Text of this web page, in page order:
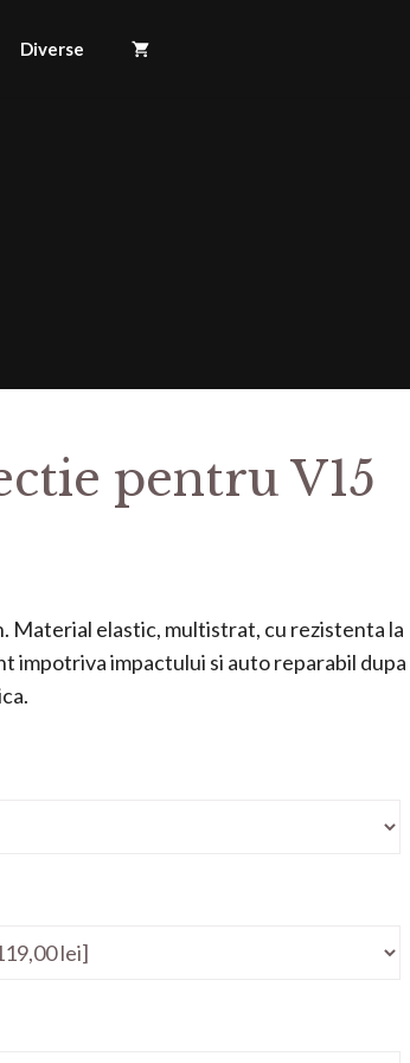
Diverse
pentru V15
Material elastic, multistrat, cu rezistenta la
impotriva impactului si auto reparabil dupa